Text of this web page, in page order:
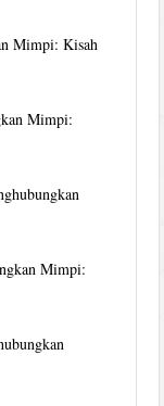
Mimpi: Kisah
Mimpi:
Mimpi: